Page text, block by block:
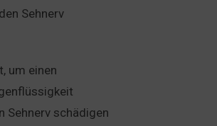
Sehnerv
um einen
Sehnerv schädigen